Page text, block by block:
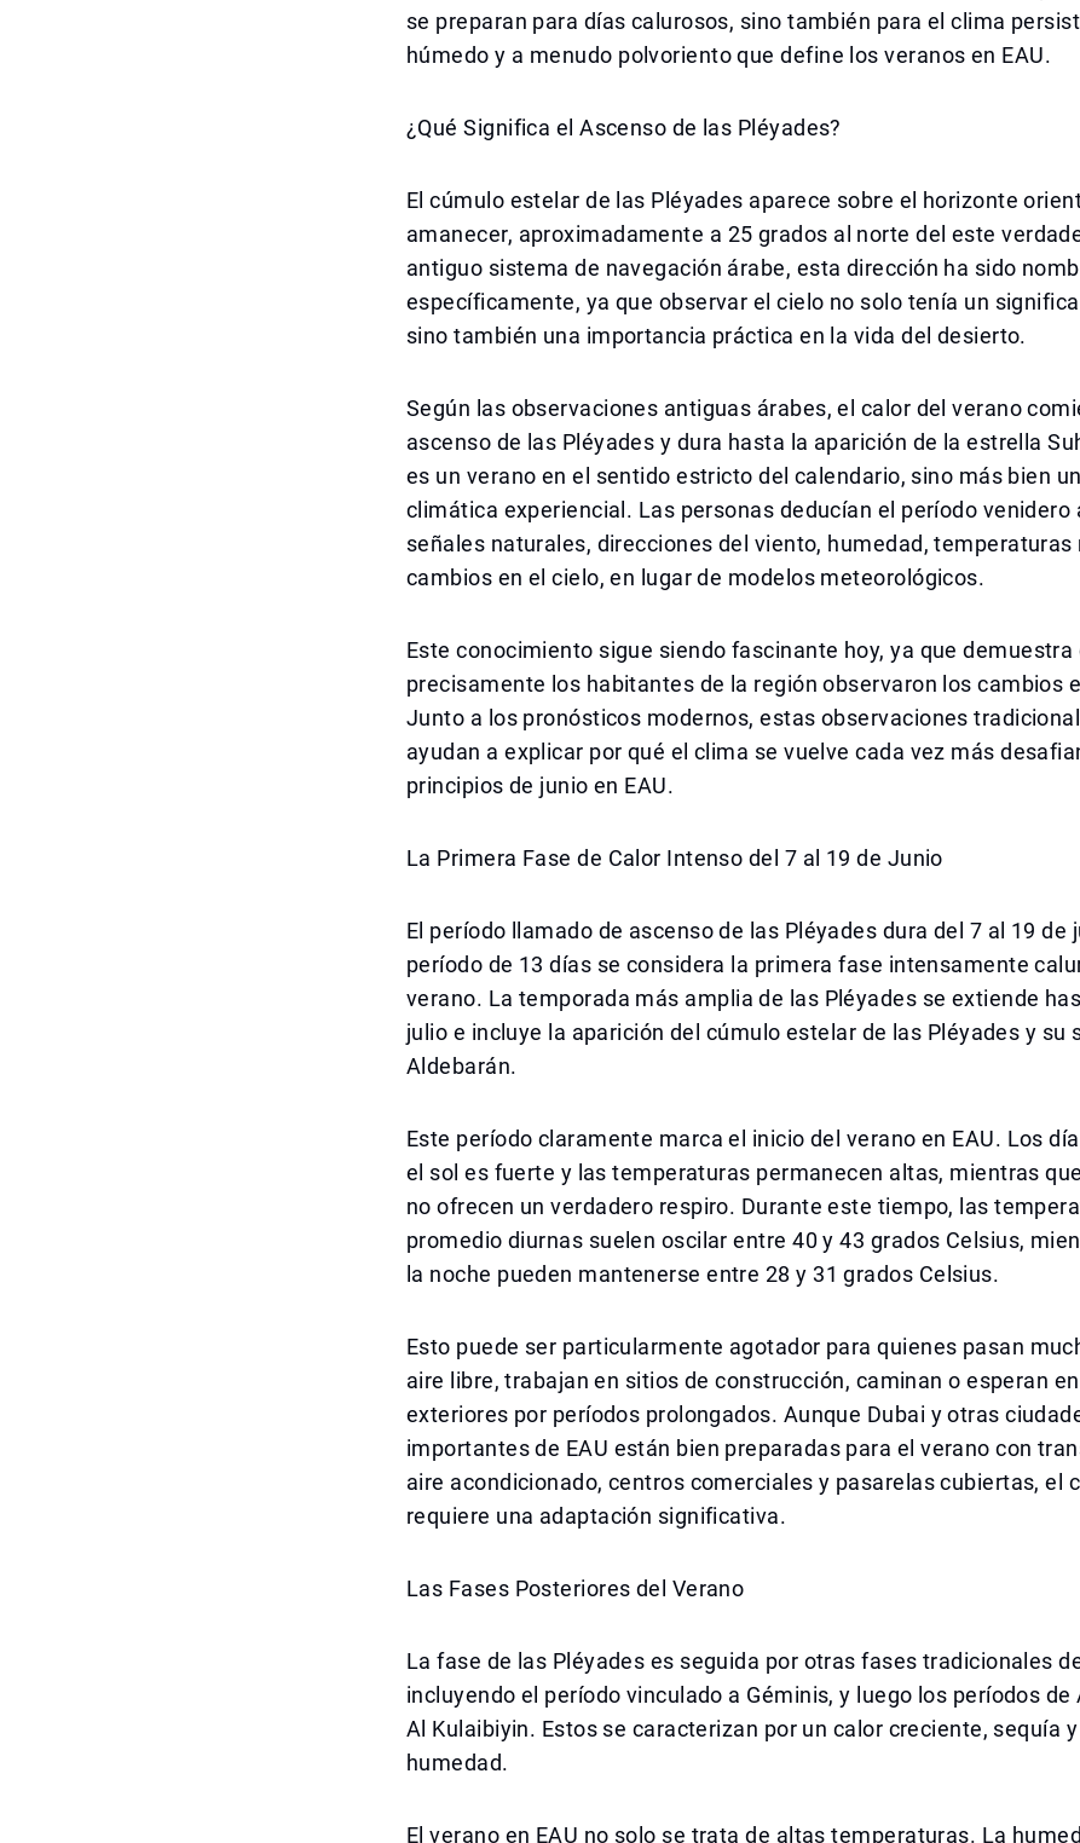
se preparan para días calurosos, sino también para el clima
húmedo y a menudo polvoriento que define los veranos en EAU.
¿Qué Significa el Ascenso de las Pléyades?
El cúmulo estelar de las Pléyades aparece sobre el horizonte
amanecer, aproximadamente a 25 grados al norte del este
antiguo sistema de navegación árabe, esta dirección ha sido
específicamente, ya que observar el cielo no solo tenía un
sino también una importancia práctica en la vida del desierto.
Según las observaciones antiguas árabes, el calor del verano
ascenso de las Pléyades y dura hasta la aparición de la estrella
es un verano en el sentido estricto del calendario, sino más bien
climática experiencial. Las personas deducían el período venidero
señales naturales, direcciones del viento, humedad, temperaturas
cambios en el cielo, en lugar de modelos meteorológicos.
Este conocimiento sigue siendo fascinante hoy, ya que demuestra
precisamente los habitantes de la región observaron los cambios
Junto a los pronósticos modernos, estas observaciones
ayudan a explicar por qué el clima se vuelve cada vez más
principios de junio en EAU.
La Primera Fase de Calor Intenso del 7 al 19 de Junio
El período llamado de ascenso de las Pléyades dura del 7 al 19 de
período de 13 días se considera la primera fase intensamente
verano. La temporada más amplia de las Pléyades se extiende
julio e incluye la aparición del cúmulo estelar de las Pléyades y su
Aldebarán.
Este período claramente marca el inicio del verano en EAU. Los
el sol es fuerte y las temperaturas permanecen altas, mientras
no ofrecen un verdadero respiro. Durante este tiempo, las
promedio diurnas suelen oscilar entre 40 y 43 grados Celsius,
la noche pueden mantenerse entre 28 y 31 grados Celsius.
Esto puede ser particularmente agotador para quienes pasan
aire libre, trabajan en sitios de construcción, caminan o esperan
exteriores por períodos prolongados. Aunque Dubai y otras
importantes de EAU están bien preparadas para el verano con
aire acondicionado, centros comerciales y pasarelas cubiertas, el
requiere una adaptación significativa.
Las Fases Posteriores del Verano
La fase de las Pléyades es seguida por otras fases tradicionales
incluyendo el período vinculado a Géminis, y luego los períodos de
Al Kulaibiyin. Estos se caracterizan por un calor creciente, sequía
humedad.
El verano en EAU no solo se trata de altas temperaturas. La